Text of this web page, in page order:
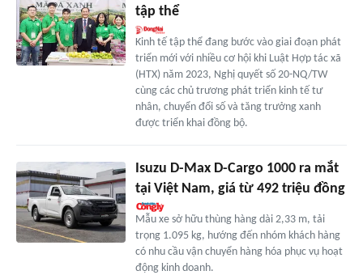
tập thể
Kinh tế tập thể đang bước vào giai đoạn phát
triển mới với nhiều cơ hội khi Luật Hợp tác xã
(HTX) năm 2023, Nghị quyết số 20-NQ/TW
cùng các chủ trương phát triển kinh tế tư
nhân, chuyển đổi số và tăng trưởng xanh
được triển khai đồng bộ.
Isuzu D-Max D-Cargo 1000 ra mắt
tại Việt Nam, giá từ 492 triệu đồng
Mẫu xe sở hữu thùng hàng dài 2,33 m, tải
trọng 1.095 kg, hướng đến nhóm khách hàng
có nhu cầu vận chuyển hàng hóa phục vụ hoạt
động kinh doanh.